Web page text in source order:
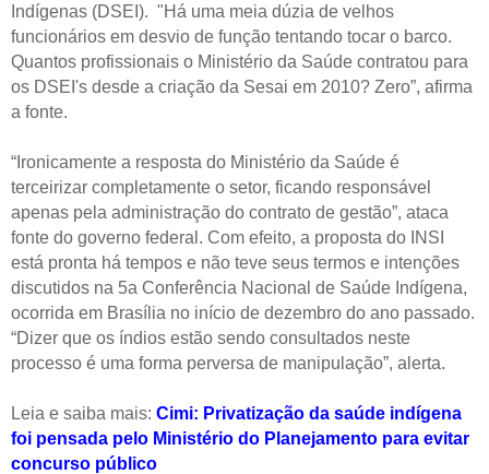
Indígenas (DSEI). "Há uma meia dúzia de velhos
funcionários em desvio de função tentando tocar o barco.
Quantos profissionais o Ministério da Saúde contratou para
os DSEI's desde a criação da Sesai em 2010? Zero”, afirma
a fonte.
“Ironicamente a resposta do Ministério da Saúde é
terceirizar completamente o setor, ficando responsável
apenas pela administração do contrato de gestão”, ataca
fonte do governo federal. Com efeito, a proposta do INSI
está pronta há tempos e não teve seus termos e intenções
discutidos na 5a Conferência Nacional de Saúde Indígena,
ocorrida em Brasília no início de dezembro do ano passado.
“Dizer que os índios estão sendo consultados neste
processo é uma forma perversa de manipulação”, alerta.
Leia e saiba mais: Cimi: Privatização da saúde indígena
foi pensada pelo Ministério do Planejamento para evitar
concurso público